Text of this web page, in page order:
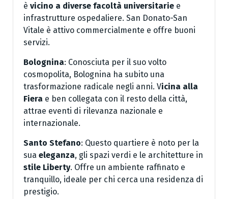
è vicino a diverse facoltà universitarie e
infrastrutture ospedaliere. San Donato-San
Vitale è attivo commercialmente e offre buoni
servizi.
Bolognina: Conosciuta per il suo volto
cosmopolita, Bolognina ha subito una
trasformazione radicale negli anni. Vicina alla
Fiera e ben collegata con il resto della città,
attrae eventi di rilevanza nazionale e
internazionale.
Santo Stefano: Questo quartiere è noto per la
sua eleganza, gli spazi verdi e le architetture in
stile Liberty. Offre un ambiente raffinato e
tranquillo, ideale per chi cerca una residenza di
prestigio.